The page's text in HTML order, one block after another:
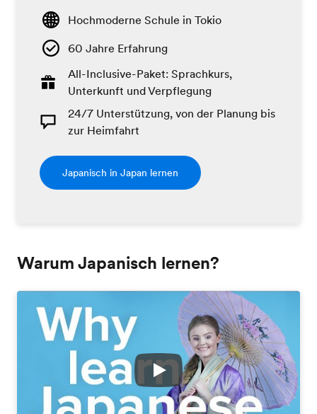
Hochmoderne Schule in Tokio
60 Jahre Erfahrung
All-Inclusive-Paket: Sprachkurs,
Unterkunft und Verpflegung
24/7 Unterstützung, von der Planung bis
zur Heimfahrt
Japanisch in Japan lernen
Warum Japanisch lernen?
Play